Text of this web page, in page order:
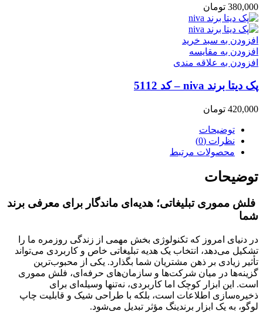
380,000 تومان
افزودن به سبد خرید
افزودن به مقایسه
افزودن به علاقه مندی
پک دیتا برند niva – کد 5112
420,000 تومان
توضیحات
نظرات (0)
محصولات مرتبط
توضیحات
فلش مموری تبلیغاتی؛ هدیه‌ای ماندگار برای معرفی برند
شما
در دنیای امروز که تکنولوژی بخش مهمی از زندگی روزمره ما را
تشکیل می‌دهد، انتخاب یک هدیه تبلیغاتی خاص و کاربردی می‌تواند
تأثیر زیادی بر ذهن مشتریان شما بگذارد. یکی از محبوب‌ترین
گزینه‌ها در میان شرکت‌ها و سازمان‌های حرفه‌ای، فلش مموری
است. این ابزار کوچک اما کاربردی، نه‌تنها وسیله‌ای برای
ذخیره‌سازی اطلاعات است، بلکه با طراحی شیک و قابلیت چاپ
لوگو، به یک ابزار برندینگ مؤثر تبدیل می‌شود.